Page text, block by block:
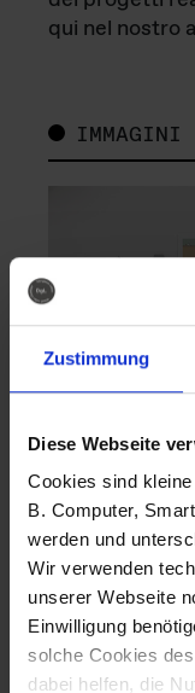
Zustimmung
Diese Webseite
Cookies sind
B. Computer,
werden und
Wir verwenden
unserer Webseite
Einwilligung
solche Cookies
dabei helfen, die
qui nel nostro
IMMAGINI
Fotografo:
Sternbach
Download